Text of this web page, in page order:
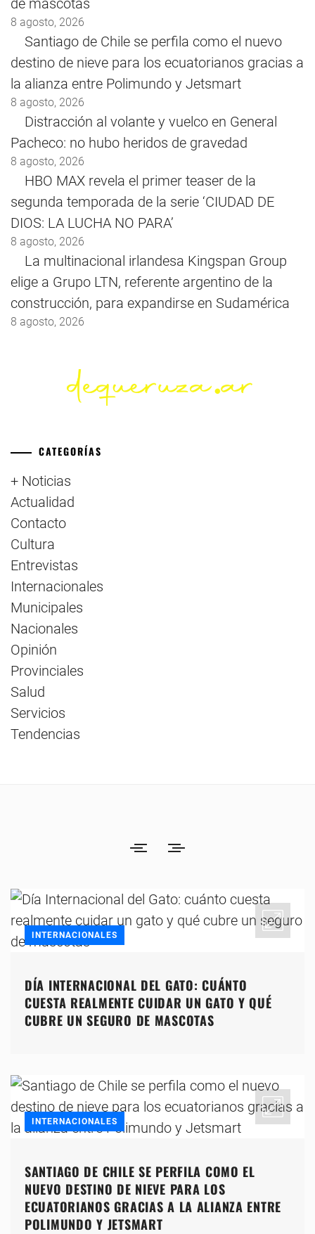
de mascotas
8 agosto, 2026
Santiago de Chile se perfila como el nuevo
destino de nieve para los ecuatorianos gracias a
la alianza entre Polimundo y Jetsmart
8 agosto, 2026
Distracción al volante y vuelco en General
Pacheco: no hubo heridos de gravedad
8 agosto, 2026
HBO MAX revela el primer teaser de la
segunda temporada de la serie ‘CIUDAD DE
DIOS: LA LUCHA NO PARA’
8 agosto, 2026
La multinacional irlandesa Kingspan Group
elige a Grupo LTN, referente argentino de la
construcción, para expandirse en Sudamérica
8 agosto, 2026
CATEGORÍAS
+ Noticias
Actualidad
Contacto
Cultura
Entrevistas
Internacionales
Municipales
Nacionales
Opinión
Provinciales
Salud
Servicios
Tendencias
INTERNACIONALES
DÍA INTERNACIONAL DEL GATO: CUÁNTO
CUESTA REALMENTE CUIDAR UN GATO Y QUÉ
CUBRE UN SEGURO DE MASCOTAS
INTERNACIONALES
SANTIAGO DE CHILE SE PERFILA COMO EL
NUEVO DESTINO DE NIEVE PARA LOS
ECUATORIANOS GRACIAS A LA ALIANZA ENTRE
POLIMUNDO Y JETSMART